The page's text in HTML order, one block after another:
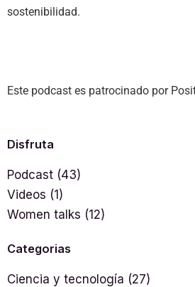
sostenibilidad.
Este podcast es patrocinado por
Disfruta
Podcast (43)
Videos (1)
Women talks (12)
Categorias
Ciencia y tecnología (27)